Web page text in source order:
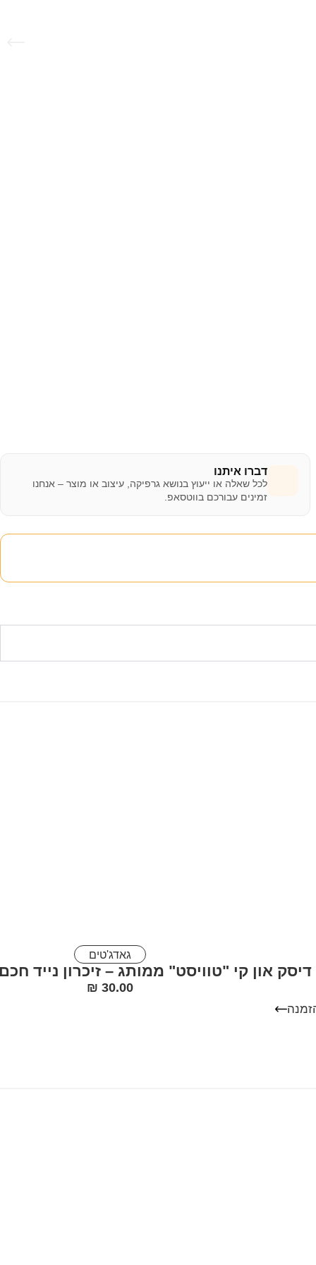
דברו איתנו
לכל שאלה או ייעוץ בנושא גרפיקה, עיצוב או מוצר – אנחנו
זמינים עבורכם בווטסאפ.
גאדג'טים
דיסק און קי "טוויסט" ממותג – זיכרון נייד
30.00
₪